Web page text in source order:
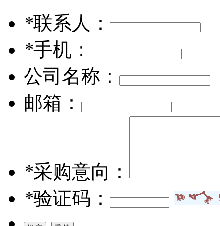
*联系人：
*手机：
公司名称：
邮箱：
*采购意向：
*验证码：